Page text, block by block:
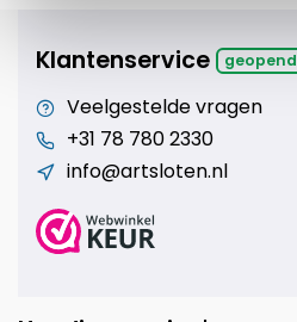
Klantenservice geopend
Veelgestelde vragen
+31 78 780 2330
info@artsloten.nl